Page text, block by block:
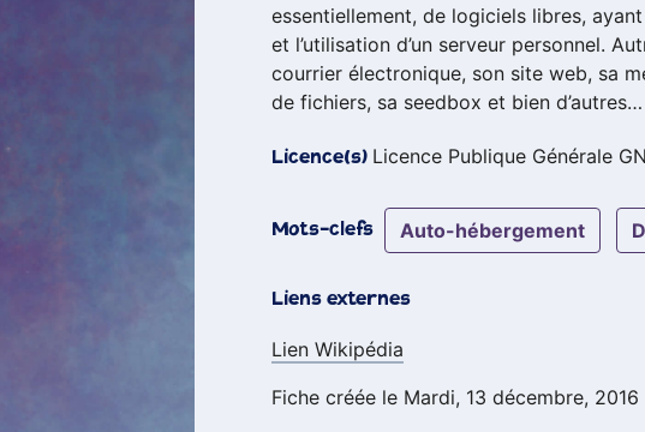
essentiellement, de logiciels libres,
et l’utilisation d’un serveur personnel.
courrier électronique, son site web, sa
de fichiers, sa seedbox et bien d’autres…
Licence(s) Licence Publique Générale
Mots-clefs auto-hébergement
Liens externes
Lien Wikipédia
Fiche créée le Mardi, 13 décembre, 2016